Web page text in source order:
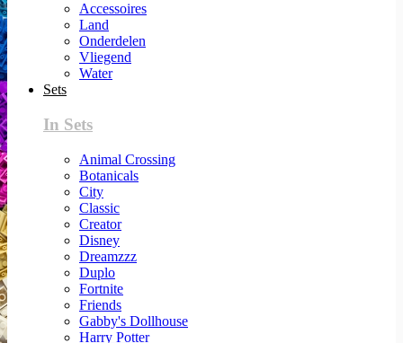
Accessoires
Land
Onderdelen
Vliegend
Water
Sets
In Sets
Animal Crossing
Botanicals
City
Classic
Creator
Disney
Dreamzzz
Duplo
Fortnite
Friends
Gabby's Dollhouse
Harry Potter